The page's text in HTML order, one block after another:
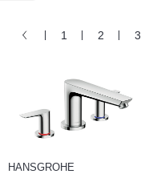
1
2 3
HANSGROHE